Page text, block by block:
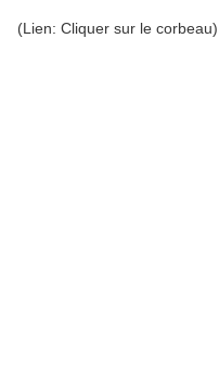
(Lien: Cliquer sur le corbeau)